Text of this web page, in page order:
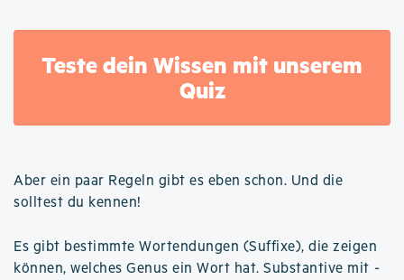
Teste dein Wissen mit unserem
Quiz
Aber ein paar Regeln gibt es eben schon. Und die
solltest du kennen!
Es gibt bestimmte Wortendungen (Suffixe), die zeigen
können, welches Genus ein Wort hat. Substantive mit -